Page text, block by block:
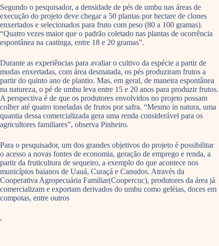
Segundo o pesquisador, a densidade de pés de umbu nas áreas de
execução do projeto deve chegar a 50 plantas por hectare de clones
enxertados e selecionados para fruto com peso (80 a 100 gramas).
“Quatro vezes maior que o padrão coletado nas plantas de ocorrência
espontânea na caatinga, entre 18 e 20 gramas”.
Durante as experiências para avaliar o cultivo da espécie a partir de
mudas enxertadas, com área desmatada, os pés produziram frutos a
partir do quinto ano de plantio. Mas, em geral, de maneira espontânea
na natureza, o pé de umbu leva entre 15 e 20 anos para produzir frutos.
A perspectiva é de que os produtores envolvidos no projeto possam
colher até quatro toneladas de frutos por safra. “Mesmo in natura, uma
quantia dessa comercializada gera uma renda considerável para os
agricultores familiares”, observa Pinheiro.
Para o pesquisador, um dos grandes objetivos do projeto é possibilitar
o acesso a novas fontes de economia, geração de emprego e renda, a
partir da fruticultura de sequeiro, a exemplo do que acontece nos
municípios baianos de Uauá, Curaçá e Canudos. Através da
Cooperativa Agropecuária Familiar(Coopercuc), produtores da área já
comercializam e exportam derivados do umbu como geléias, doces em
compotas, entre outros